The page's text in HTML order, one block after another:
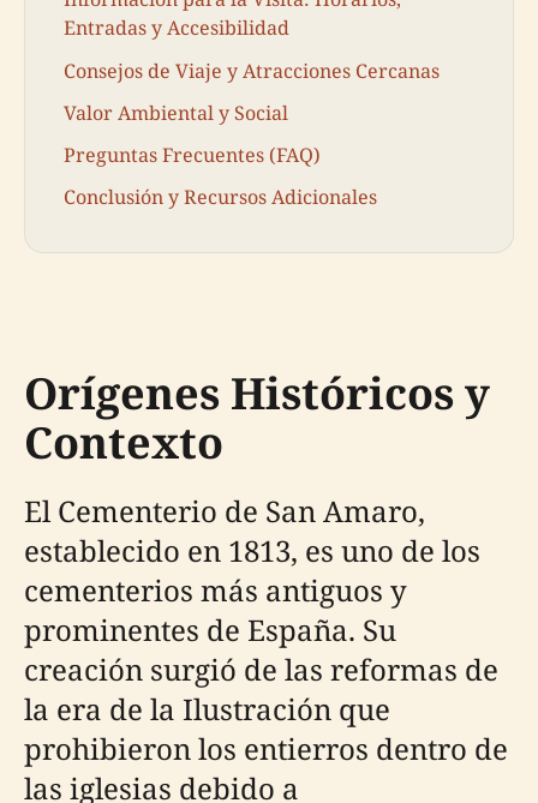
Entradas y Accesibilidad
Consejos de Viaje y Atracciones Cercanas
Valor Ambiental y Social
Preguntas Frecuentes (FAQ)
Conclusión y Recursos Adicionales
Orígenes Históricos y
Contexto
El Cementerio de San Amaro,
establecido en 1813, es uno de los
cementerios más antiguos y
prominentes de España. Su
creación surgió de las reformas de
la era de la Ilustración que
prohibieron los entierros dentro de
las iglesias debido a